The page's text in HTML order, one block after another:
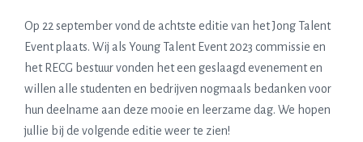
Op 22 september vond de achtste editie van het Jong Talent
Event plaats. Wij als Young Talent Event 2023 commissie en
het RECG bestuur vonden het een geslaagd evenement en
willen alle studenten en bedrijven nogmaals bedanken voor
hun deelname aan deze mooie en leerzame dag. We hopen
jullie bij de volgende editie weer te zien!